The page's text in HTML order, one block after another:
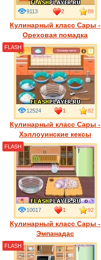
Кулинарный класс Сары -
Ореховая помадка
9113 2 88
Кулинарный класс Сары -
Хэллоуинские кексы
12524 1 82
FLASH
Кулинарный класс Сары -
Эмпанадас
10017 1 92
FLASH
FLASH